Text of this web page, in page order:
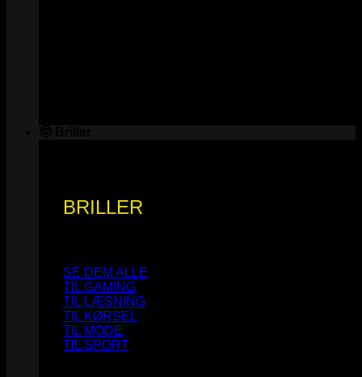
BRILLER
SE DEM ALLE
TIL GAMING
TIL LÆSNING
TIL KØRSEL
TIL MODE
TIL SPORT